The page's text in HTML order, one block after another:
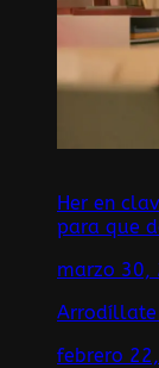
Her en
para que
marzo 30,
Arrodíllate
febrero